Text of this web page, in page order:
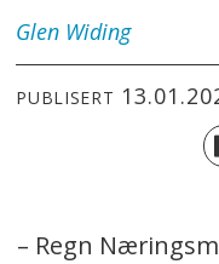
Glen Widing
PUBLISERT
– Regn